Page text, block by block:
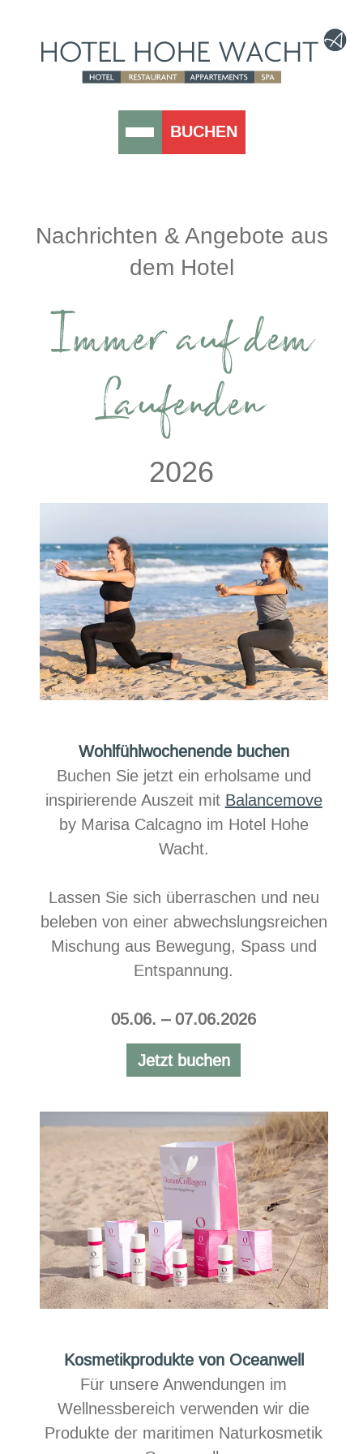
BUCHEN
Nachrichten & Angebote aus
dem Hotel
Immer auf dem
Laufenden
2026
Wohlfühlwochenende buchen
Buchen Sie jetzt ein erholsame und
inspirierende Auszeit mit​ Balancemove
by Marisa Calcagno im Hotel Hohe
Wacht.
Lassen Sie sich überraschen und neu
beleben von einer abwechslungsreichen
Mischung aus Bewegung, Spass und
Entspannung.​​
05.06. – 07.06.2026
Jetzt buchen
Kosmetikprodukte von Oceanwell
Für unsere Anwendungen im
Wellnessbereich verwenden wir die
Produkte der maritimen Naturkosmetik